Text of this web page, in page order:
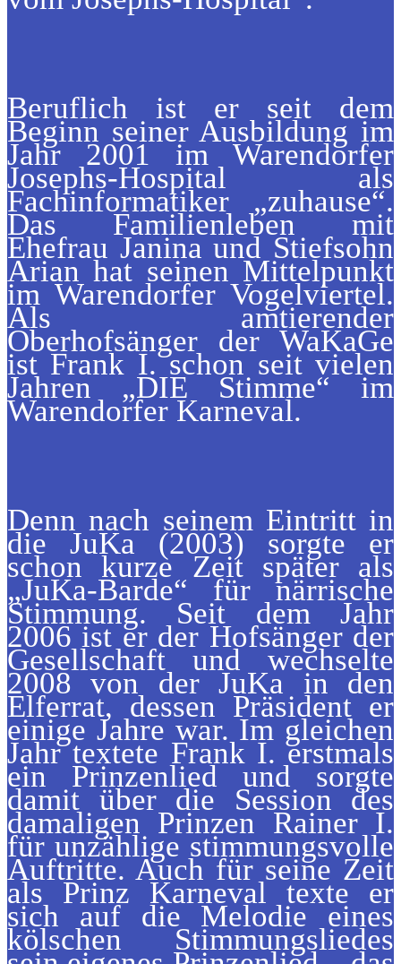
Beruflich ist er seit dem
Beginn seiner Ausbildung im
Jahr 2001 im Warendorfer
Josephs-Hospital als
Fachinformatiker „zuhause“.
Das Familienleben mit
Ehefrau Janina und Stiefsohn
Arian hat seinen Mittelpunkt
im Warendorfer Vogelviertel.
Als amtierender
Oberhofsänger der WaKaGe
ist Frank I. schon seit vielen
Jahren „DIE Stimme“ im
Warendorfer Karneval.
Denn nach seinem Eintritt in
die JuKa (2003) sorgte er
schon kurze Zeit später als
„JuKa-Barde“ für närrische
Stimmung. Seit dem Jahr
2006 ist er der Hofsänger der
Gesellschaft und wechselte
2008 von der JuKa in den
Elferrat, dessen Präsident er
einige Jahre war. Im gleichen
Jahr textete Frank I. erstmals
ein Prinzenlied und sorgte
damit über die Session des
damaligen Prinzen Rainer I.
für unzählige stimmungsvolle
Auftritte. Auch für seine Zeit
als Prinz Karneval texte er
sich auf die Melodie eines
kölschen Stimmungsliedes